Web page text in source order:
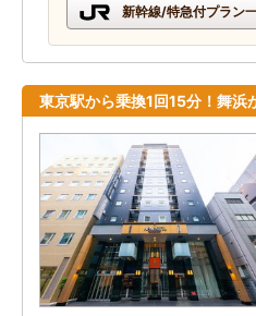
新幹線/特急付プラン
東京駅から乗換1回15分！舞浜